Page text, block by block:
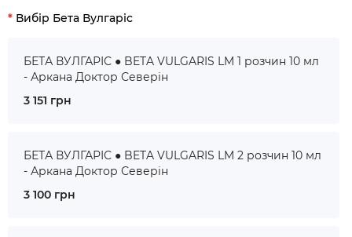
Вибір Бета Вулгаріс
БЕТА ВУЛГАРІС ● BETA VULGARIS LM 1 розчин 10 мл
- Аркана Доктор Северін
3 151 грн
БЕТА ВУЛГАРІС ● BETA VULGARIS LM 2 розчин 10 мл
- Аркана Доктор Северін
3 100 грн